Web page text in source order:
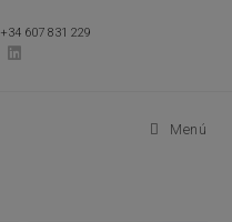
+34 607 831 229
Menú